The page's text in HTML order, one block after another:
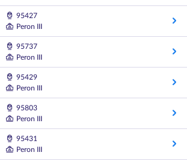
95427
Peron III
95737
Peron III
95429
Peron III
95803
Peron III
95431
Peron III